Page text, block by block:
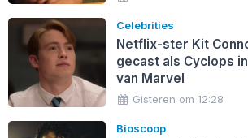
Celebrities
Netflix-ster Kit
gecast als Cyclops
van Marvel
Gisteren om 12:28
Bioscoop